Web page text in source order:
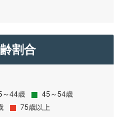
割合